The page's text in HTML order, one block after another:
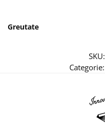
Greutate
SKU:
Categorie: